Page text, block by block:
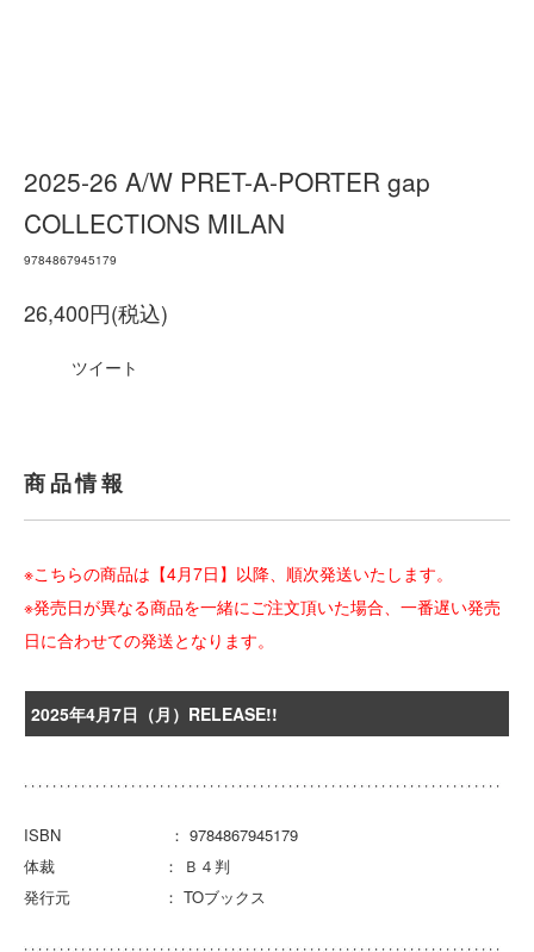
2025-26 A/W PRET-A-PORTER gap
COLLECTIONS MILAN
9784867945179
26,400円(税込)
ツイート
商品情報
※こちらの商品は【4月7日】以降、順次発送いたします。
※発売日が異なる商品を一緒にご注文頂いた場合、一番遅い発売
日に合わせての発送となります。
2025年4月7日（月）RELEASE!!
ISBN ： 9784867945179
体裁 ： Ｂ４判
発行元 ： TOブックス